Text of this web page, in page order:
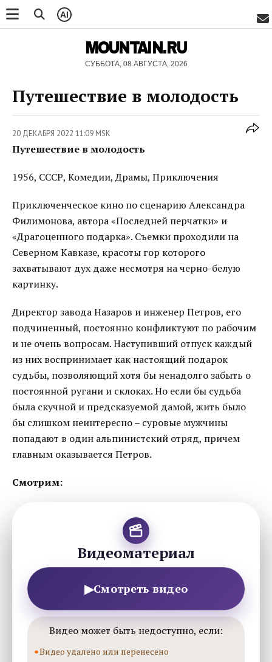
AI
MOUNTAIN.RU
СУББОТА, 08 АВГУСТА, 2026
Путешествие в молодость
20 ДЕКАБРЯ 2022 11:09 MSK
Путешествие в молодость
1956, СССР, Комедии, Драмы, Приключения
Приключенческое кино по сценарию Александра
Филимонова, автора «Последней перчатки» и
«Драгоценного подарка». Съемки проходили на
Северном Кавказе, красоты гор которого
захватывают дух даже несмотря на черно-белую
картинку.
Директор завода Назаров и инженер Петров, его
подчиненный, постоянно конфликтуют по рабочим
и не очень вопросам. Наступивший отпуск каждый
из них воспринимает как настоящий подарок
судьбы, позволяющий хотя бы ненадолго забыть о
постоянной ругани и склоках. Но если бы судьба
была скучной и предсказуемой дамой, жить было
бы слишком неинтересно – суровые мужчины
попадают в один альпинистский отряд, причем
главным оказывается Петров.
Смотрим:
Видеоматериал
▶Смотреть видео
Видео может быть недоступно, если:
Видео удалено или перенесено